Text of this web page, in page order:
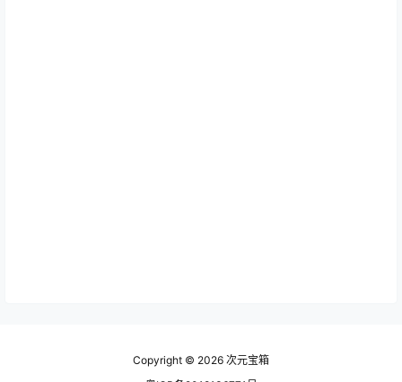
Copyright © 2026 次元宝箱